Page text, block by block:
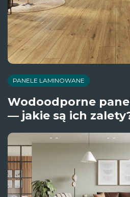
PANELE LAMINOWANE
Wodoodporne
— jakie są ich